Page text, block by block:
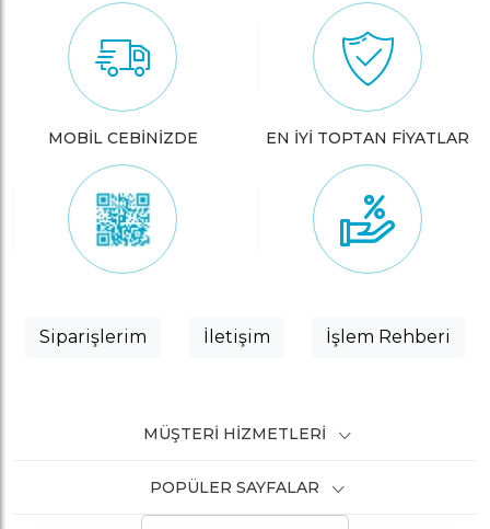
MOBİL CEBİNİZDE EN İYİ TOPTAN FİYATLAR
Siparişlerim İletişim İşlem Rehberi
MÜŞTERI HIZMETLERI
POPÜLER SAYFALAR